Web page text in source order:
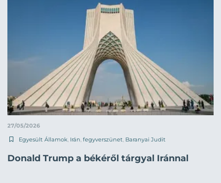
27/05/2026
Egyesült Államok Irán fegyverszünet Baranyai Judit
Donald Trump a békéről tárgyal Iránnal